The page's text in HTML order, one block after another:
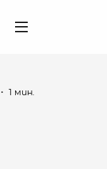
・ 1 мин.